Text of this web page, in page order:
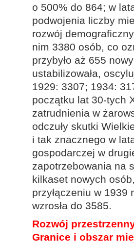
o 500% do 864; w
podwojenia liczby
rozwój
nim 3380 osób, co
przybyło aż 655
ustabilizowała,
1929: 3307; 1934:
początku lat 30-tych
zatrudnienia w
odczuły skutki
i tak znacznego w
gospodarczej w
zapotrzebowania na
kilkaset nowych
przyłączeniu w
wzrosła do 3585.
Rozwój
Granice i obszar